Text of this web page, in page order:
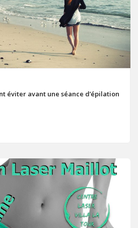
éviter avant une séance d’épilation